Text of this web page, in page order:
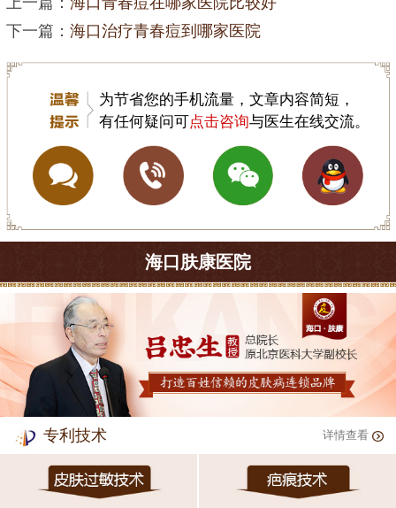
下一篇： 海口治疗青春痘到哪家医院
为节省您的手机流量，文章内容简短，
有任何疑问可点击咨询与医生在线交流。
海口肤康医院
专利技术 详情查看